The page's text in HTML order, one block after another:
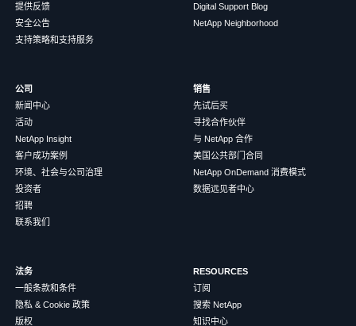
提供反馈
安全公告
支持策略和支持服务
Digital Support Blog
NetApp Neighborhood
公司
新闻中心
活动
NetApp Insight
客户成功案例
环境、社会与公司治理
投资者
招聘
联系我们
销售
先试后买
寻找合作伙伴
与 NetApp 合作
美国公共部门合同
NetApp OnDemand 消费模式
数据远见者中心
法务
一般条款和条件
隐私 & Cookie 政策
版权
RESOURCES
订阅
搜索 NetApp
知识中心